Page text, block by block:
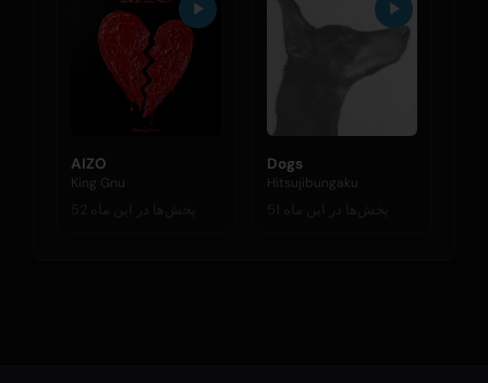
AIZO
King Gnu
52 پخش‌ها در این ماه
Dogs
Hitsujibungaku
51 پخش‌ها در این ماه